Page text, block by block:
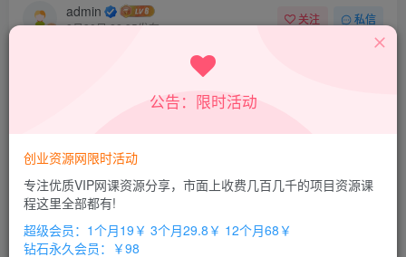
admin
8月30日 22:35发布
关注 私信
超级会员
立即购买
公告：限时活动
创业资源网限时活动
专注优质VIP网课资源分享，市面上收费几百几千的项目资源课
程这里全部都有!
超级会员：1个月19￥ 3个月29.8￥ 12个月68￥
钻石永久会员：￥98